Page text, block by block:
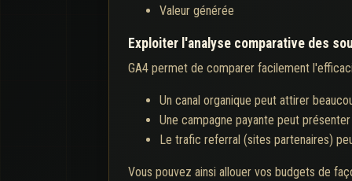
Valeur générée
Exploiter l'analyse comparative des
GA4 permet de comparer facilement
Un canal organique peut attirer
Une campagne payante peut
Le trafic referral (sites partenaires)
Vous pouvez ainsi allouer vos budgets de